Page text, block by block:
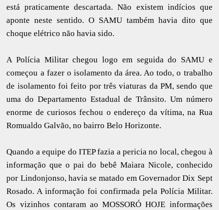
está praticamente descartada. Não existem indícios que
aponte neste sentido. O SAMU também havia dito que
choque elétrico não havia sido.
A Polícia Militar chegou logo em seguida do SAMU e
começou a fazer o isolamento da área. Ao todo, o trabalho
de isolamento foi feito por três viaturas da PM, sendo que
uma do Departamento Estadual de Trânsito. Um número
enorme de curiosos fechou o endereço da vítima, na Rua
Romualdo Galvão, no bairro Belo Horizonte.
Quando a equipe do ITEP fazia a pericia no local, chegou à
informação que o pai do bebê Maiara Nicole, conhecido
por Lindonjonso, havia se matado em Governador Dix Sept
Rosado. A informação foi confirmada pela Polícia Militar.
Os vizinhos contaram ao MOSSORÓ HOJE informações